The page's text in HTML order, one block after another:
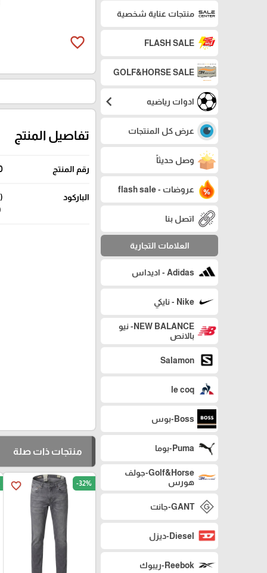
منتجات عناية شخصية
FLASH SALE
GOLF&HORSE SALE
ادوات رياضيه chevron_left
عرض كل المنتجات
وصل حديثاً
عروضات - flash sale
اتصل بنا
العلامات التجارية
Adidas - اديداس
Nike - نايكي
NEW BALANCE- نيو
بالانص
Salamon
le coq
Boss-بوس
Puma-بوما
Golf&Horse-جولف
هورس
GANT-جانت
Diesel-ديزل
Reebok-ريبوك
favorite_border
تفاصيل المنتج
رقم المنتج
الباركود
منتجات ذات صلة
favorite_border -32%